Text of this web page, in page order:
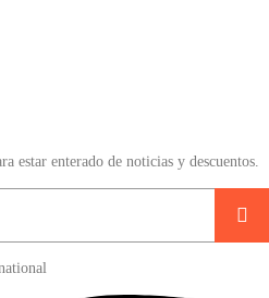
estar enterado de noticias y descuentos.